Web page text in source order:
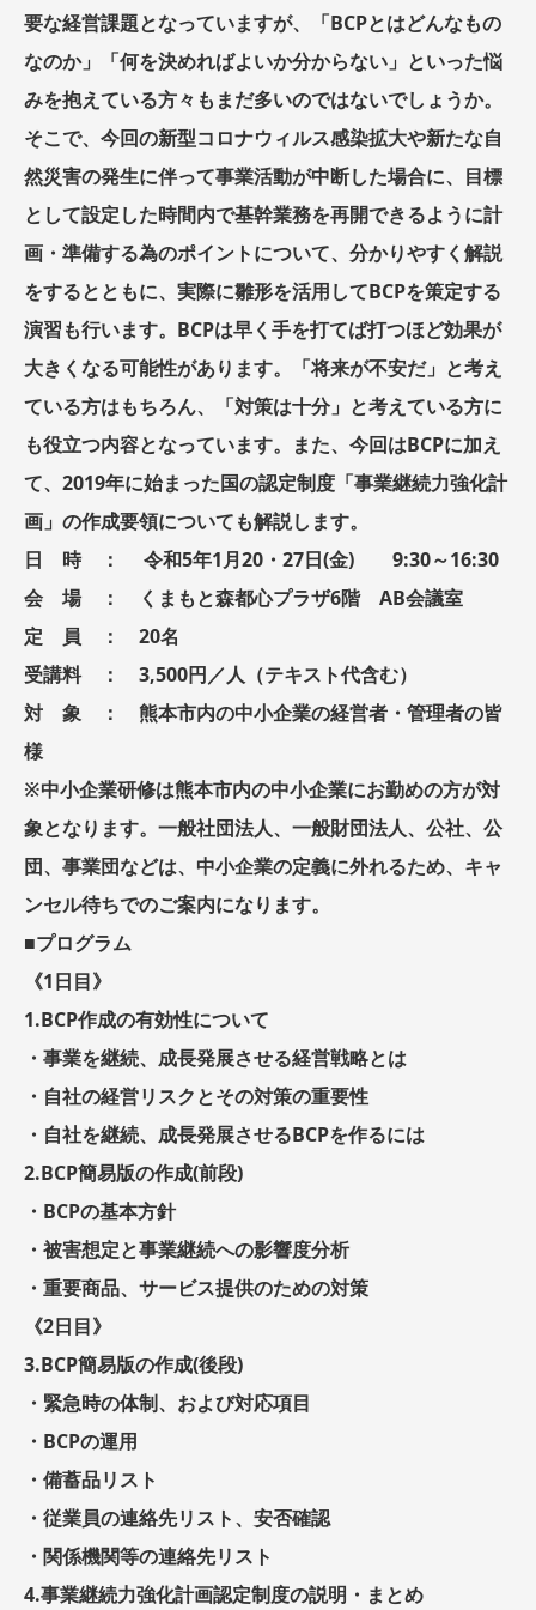
要な経営課題となっていますが、「BCPとはどんなもの
なのか」「何を決めればよいか分からない」といった悩
みを抱えている方々もまだ多いのではないでしょうか。
そこで、今回の新型コロナウィルス感染拡大や新たな自
然災害の発生に伴って事業活動が中断した場合に、目標
として設定した時間内で基幹業務を再開できるように計
画・準備する為のポイントについて、分かりやすく解説
をするとともに、実際に雛形を活用してBCPを策定する
演習も行います。BCPは早く手を打てば打つほど効果が
大きくなる可能性があります。「将来が不安だ」と考え
ている方はもちろん、「対策は十分」と考えている方に
も役立つ内容となっています。また、今回はBCPに加え
て、2019年に始まった国の認定制度「事業継続力強化計
画」の作成要領についても解説します。
日 時 ： 令和5年1月20・27日(金) 9:30～16:30
会 場 ： くまもと森都心プラザ6階 AB会議室
定 員 ： 20名
受講料 ： 3,500円／人（テキスト代含む）
対 象 ： 熊本市内の中小企業の経営者・管理者の皆
様
※中小企業研修は熊本市内の中小企業にお勤めの方が対
象となります。一般社団法人、一般財団法人、公社、公
団、事業団などは、中小企業の定義に外れるため、キャ
ンセル待ちでのご案内になります。
■プログラム
《1日目》
1.BCP作成の有効性について
・事業を継続、成長発展させる経営戦略とは
・自社の経営リスクとその対策の重要性
・自社を継続、成長発展させるBCPを作るには
2.BCP簡易版の作成(前段)
・BCPの基本方針
・被害想定と事業継続への影響度分析
・重要商品、サービス提供のための対策
《2日目》
3.BCP簡易版の作成(後段)
・緊急時の体制、および対応項目
・BCPの運用
・備蓄品リスト
・従業員の連絡先リスト、安否確認
・関係機関等の連絡先リスト
4.事業継続力強化計画認定制度の説明・まとめ